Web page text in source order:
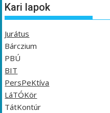
Kari lapok
Jurátus
Bárczium
PBÚ
BIT
PersPeKtíva
LáTÓKör
TátKontúr